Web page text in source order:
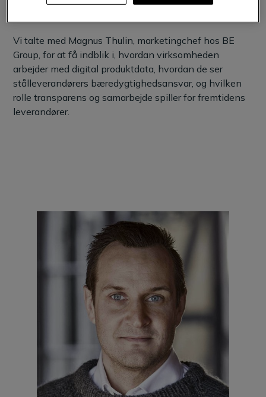
Vi talte med Magnus Thulin, marketingchef hos BE
Group, for at få indblik i, hvordan virksomheden
arbejder med digital produktdata, hvordan de ser
stålleverandørers bæredygtighedsansvar, og hvilken
rolle transparens og samarbejde spiller for fremtidens
leverandører.